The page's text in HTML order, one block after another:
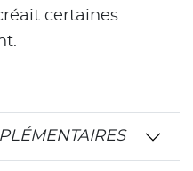
certaines